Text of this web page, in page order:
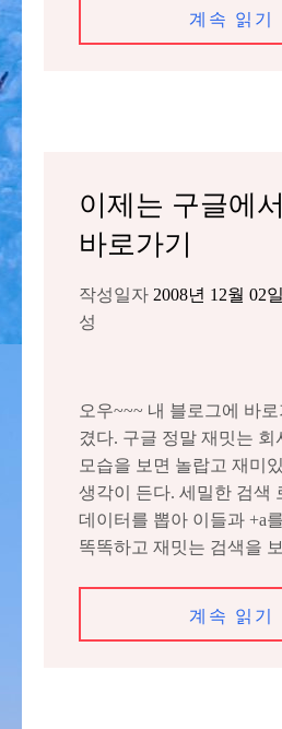
계속 읽기
이제는 구글에
바로가기
작성일자 2008년 12월 02일
성
오우~~~ 내 블로그에 바
겼다. 구글 정말 재밋는 회
모습을 보면 놀랍고 재미
생각이 든다. 세밀한 검색
데이터를 뽑아 이들과 +a
똑똑하고 재밋는 검색을
계속 읽기